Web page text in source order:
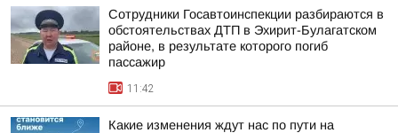
Сотрудники Госавтоинспекции разбираются в
обстоятельствах ДТП в Эхирит-Булагатском
районе, в результате которого погиб
пассажир
11:42
Какие изменения ждут нас по пути на